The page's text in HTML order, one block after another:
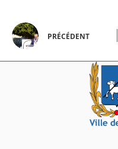
PRÉCÉDENT